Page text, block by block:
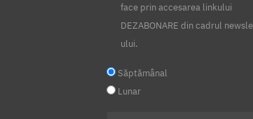
face prin accesarea linkului
DEZABONARE din cadrul
ului.
Săptămânal
Lunar